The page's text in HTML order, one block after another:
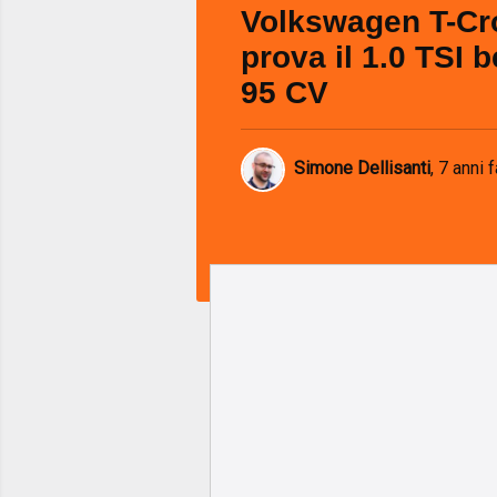
Volkswagen T-
prova il 1.0 TSI
95 CV
Simone Dellisanti, 7 anni